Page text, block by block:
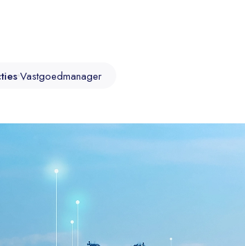
Monitoring
Connect
Empowering SPIE
Onderwijs
Zorg
Vastgoedmanager